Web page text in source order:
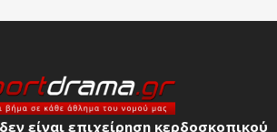
είναι επιχείρηση κερδοσκοπικού